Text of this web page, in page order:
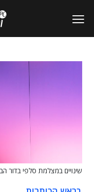
שינויים במצלמת סלפי בדור